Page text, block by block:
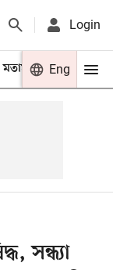
Login
মতামত খেলা
Eng
সন্ধ্যা